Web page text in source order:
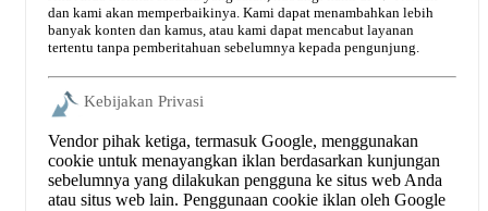
dan kami akan memperbaikinya. Kami dapat menambahkan lebih
banyak konten dan kamus, atau kami dapat mencabut layanan
tertentu tanpa pemberitahuan sebelumnya kepada pengunjung.
Kebijakan Privasi
Vendor pihak ketiga, termasuk Google, menggunakan
cookie untuk menayangkan iklan berdasarkan kunjungan
sebelumnya yang dilakukan pengguna ke situs web Anda
atau situs web lain. Penggunaan cookie iklan oleh Google